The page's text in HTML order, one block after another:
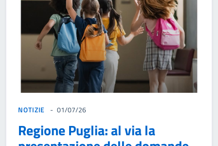
NOTIZIE 01/07/26
Regione Puglia: al via la